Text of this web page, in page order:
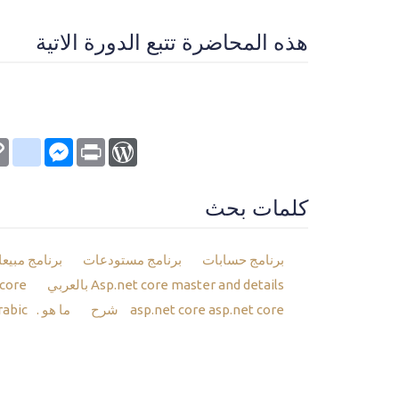
هذه المحاضرة تتبع الدورة الاتية
Messenger Print
WordPress
كلمات بحث
برنامج حسابات برنامج مستودعات برنامج
Asp.net core master and details بالعربي
asp.net core asp.net core شرح ما هو .net core